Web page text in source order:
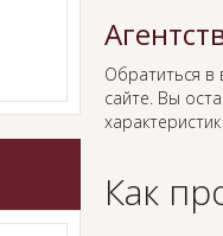
Обратиться в
сайте. Вы
Как